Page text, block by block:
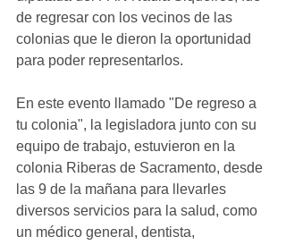
de regresar con los vecinos de las
colonias que le dieron la oportunidad
para poder representarlos.
En este evento llamado "De regreso a
tu colonia", la legisladora junto con su
equipo de trabajo, estuvieron en la
colonia Riberas de Sacramento, desde
las 9 de la mañana para llevarles
diversos servicios para la salud, como
un médico general, dentista,